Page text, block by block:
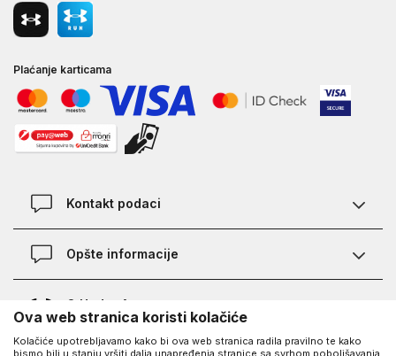
Plaćanje karticama
Kontakt podaci
Kontakt
Opšte informacije
Provjera statusa porudžbine
Najčešća pitanja
O Under Armour-u
O nama - priča o UA
Ova web stranica koristi kolačiće
Kolačiće upotrebljavamo kako bi ova web stranica radila pravilno te kako
bismo bili u stanju vršiti dalja unapređenja stranice sa svrhom poboljšavanja